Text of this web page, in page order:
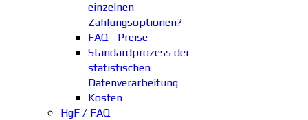
einzelnen
Zahlungsoptionen?
FAQ - Preise
Standardprozess der
statistischen
Datenverarbeitung
Kosten
HgF / FAQ